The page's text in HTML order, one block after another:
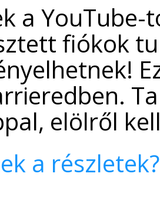
a
fiókok
elölről
a